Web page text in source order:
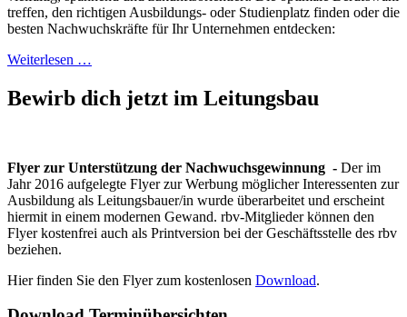
treffen, den richtigen Ausbildungs- oder Studienplatz finden oder die
besten Nachwuchskräfte für Ihr Unternehmen entdecken:
Weiterlesen …
Bewirb dich jetzt im Leitungsbau
Flyer zur Unterstützung der Nachwuchsgewinnung - Der im
Jahr 2016 aufgelegte Flyer zur Werbung möglicher Interessenten zur
Ausbildung als Leitungsbauer/in wurde überarbeitet und erscheint
hiermit in einem modernen Gewand. rbv-Mitglieder können den
Flyer kostenfrei auch als Printversion bei der Geschäftsstelle des rbv
beziehen.
Hier finden Sie den Flyer zum kostenlosen Download.